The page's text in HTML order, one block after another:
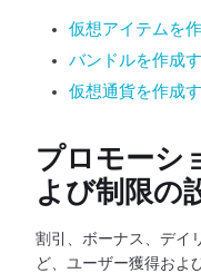
仮想アイテムを
バンドルを作成
仮想通貨を作成
プロモーシ
よび制限の
割引、ボーナス、デイ
ど、ユーザー獲得およ